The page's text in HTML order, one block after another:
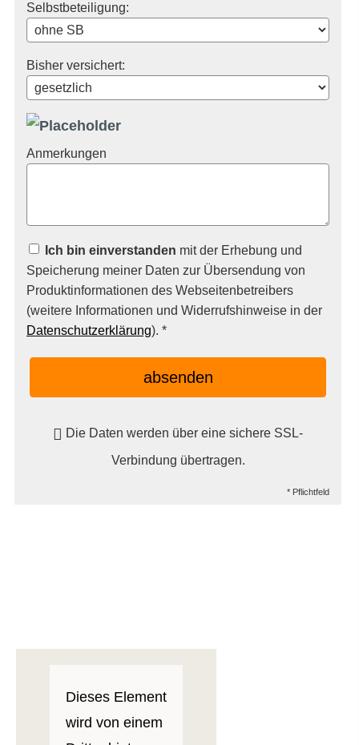
Selbstbeteiligung:
Bisher versichert:
Anmerkungen
Ich bin einverstanden mit der Erhebung und
Speicherung meiner Daten zur Übersendung von
Produktinformationen des Webseitenbetreibers
(weitere Informationen und Widerrufshinweise in der
Datenschutzerklärung). *
absenden
Die Daten werden über eine sichere SSL-
Verbindung übertragen.
* Pflichtfeld
Dieses Element
wird von einem